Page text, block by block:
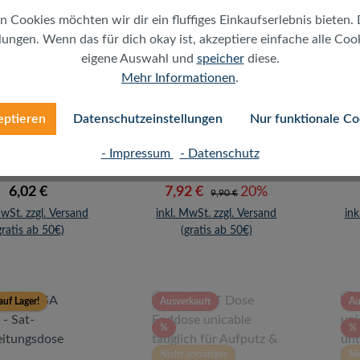
line DSA
Regulärer Preis:
6,02 €
zzgl. Versand
ab 50€)
SAT-
Durchgangsdose
24dB unicable
TV, UKW, unterputz
Verkaufspreis:
7,92 € Regulärer Preis:
9,90 € 20%
inkl. MwSt. zzgl. Versand
(gratis ab 50€)
2
Lager! Ausverkauft
% Rabatt
Nicht vorrätiges
%
Cookies möchten wir dir ein fluffiges Einkaufserlebnis bieten.
Wenn das für dich okay ist, akzeptiere einfache alle
eigene Auswahl und speicherdiese.
Mehr Informationen.
Datenschutzeinstellungen Nur funktionale
- Impressum - Datenschutz